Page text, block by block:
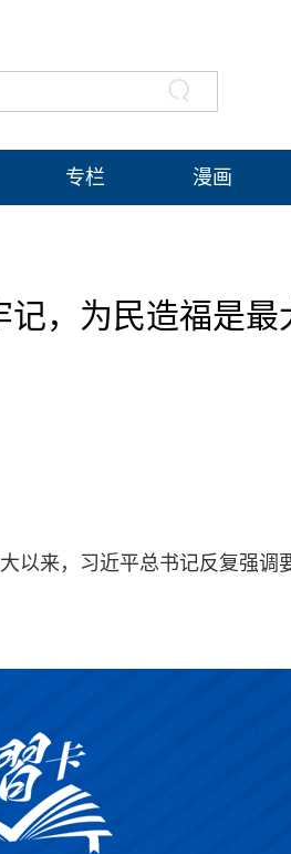
专栏 漫画
，为民造福是最
以来，习近平总书记反复强